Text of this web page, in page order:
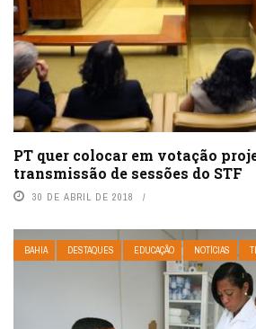
PT quer colocar em votação
transmissão de sessões do STF
30 DE ABRIL DE 2018
BAHIA DESTAQUES EDUCAÇÃO NOTÍCIAS